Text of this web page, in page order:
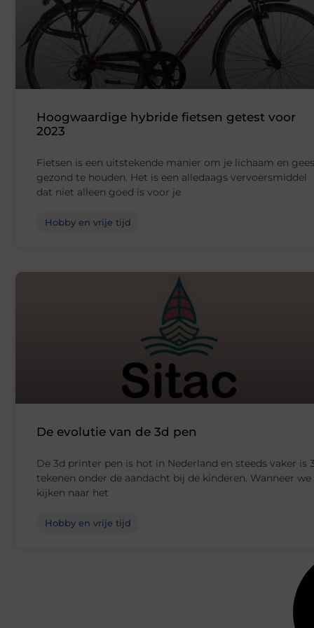
Hoogwaardige hybride fietsen getest voor
2023
Fietsen is een uitstekende manier om je lichaam en
gezond te houden. Het is een alledaags vervoersmiddel
dat niet alleen goed is voor je
Hobby en vrije tijd
De evolutie van de 3d pen
De 3d printer pen is hot in Nederland en steeds vaker is
tekenen onder de aandacht bij de kinderen. Wanneer we
kijken naar het
Hobby en vrije tijd